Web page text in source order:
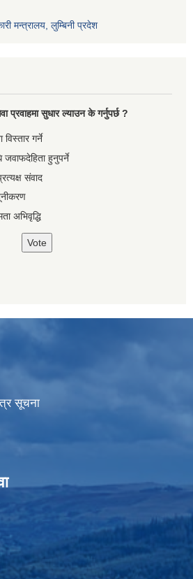
मन्त्रालय, लुम्बिनी प्रदेश
प्रवाहमा सुधार ल्याउन के गर्नुपर्छ ?
गर्ने
जवाफदेहिता हुनुपर्ने
संवाद
अभिवृद्धि
सूचना